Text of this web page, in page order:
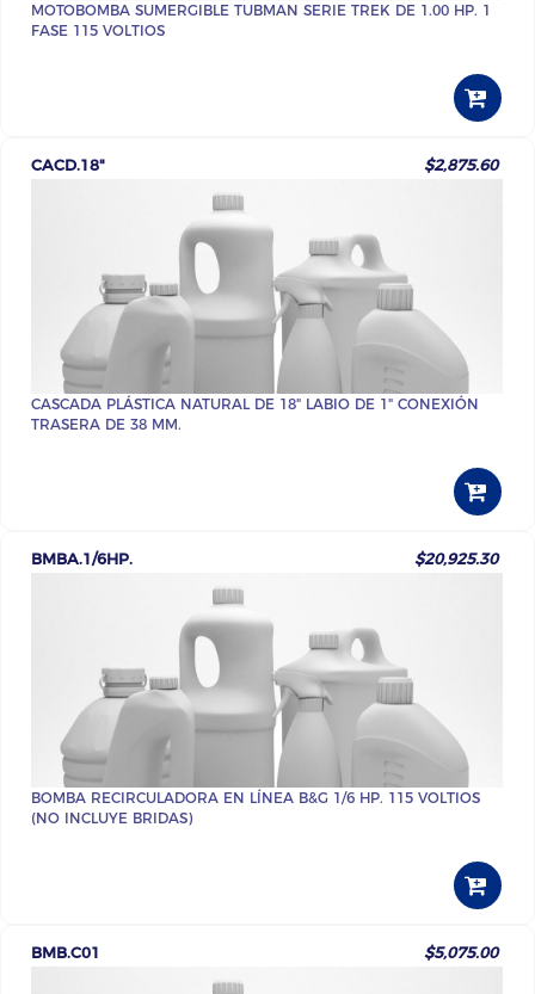
MOTOBOMBA SUMERGIBLE TUBMAN SERIE TREK DE 1.00 HP. 1
FASE 115 VOLTIOS
CACD.18" $2,875.60
CASCADA PLÁSTICA NATURAL DE 18" LABIO DE 1" CONEXIÓN
TRASERA DE 38 MM.
BMBA.1/6HP. $20,925.30
BOMBA RECIRCULADORA EN LÍNEA B&G 1/6 HP. 115 VOLTIOS
(NO INCLUYE BRIDAS)
BMB.C01 $5,075.00